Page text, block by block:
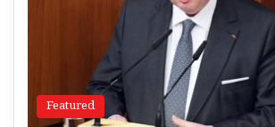
Featured